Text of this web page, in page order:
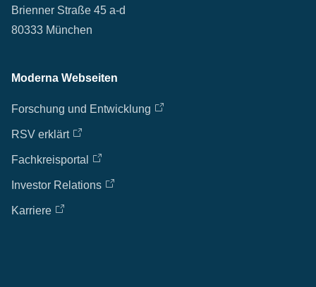
Brienner Straße 45 a-d
80333 München
Moderna Webseiten
Forschung und Entwicklung
RSV erklärt
Fachkreisportal
Investor Relations
Karriere